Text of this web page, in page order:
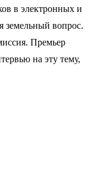
в электронных и
вопрос.
Премьер
на эту тему,